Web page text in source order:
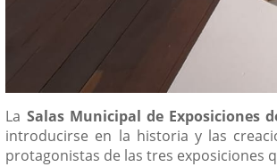
Descripción
La Salas Municipal de Exposiciones
introducirse en la historia y las
protagonistas de las tres exposiciones